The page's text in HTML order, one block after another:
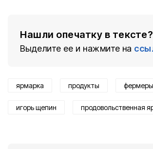
Нашли опечатку в тексте?
Выделите ее и нажмите на
ярмарка продукты фермеры
игорь щепин продовольственная